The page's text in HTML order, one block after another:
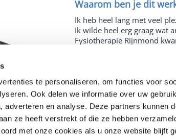
te personaliseren, om functies voor
Ook delen we informatie over uw
en analyse. Deze partners kunnen
ze heeft verstrekt of die ze hebben
met onze cookies als u onze website blijft
Waarom ben je dit
Ik heb heel lang met veel
Ik wilde heel erg graag wat
Fysiotherapie Rijnmond
Ik vind het heel fijn om
draaien en te helpen waar
zelf mag draaien vind ik erg
Wanneer ga jij met een